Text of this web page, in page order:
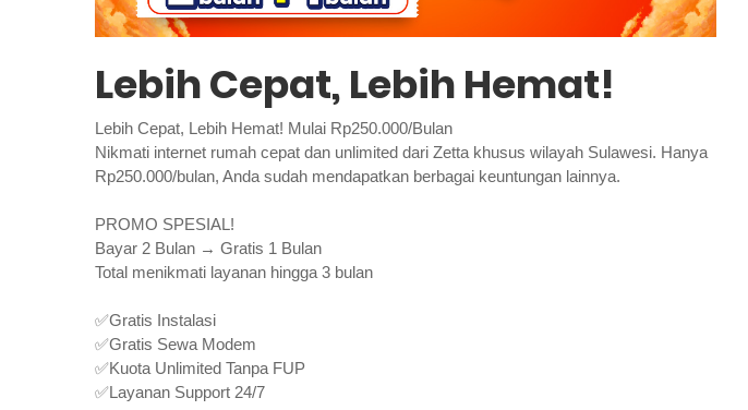
Lebih Cepat, Lebih Hemat!
Lebih Cepat, Lebih Hemat! Mulai Rp250.000/Bulan
Nikmati internet rumah cepat dan unlimited dari Zetta khusus wilayah Sulawesi. Hanya
Rp250.000/bulan, Anda sudah mendapatkan berbagai keuntungan lainnya.
PROMO SPESIAL!
Bayar 2 Bulan → Gratis 1 Bulan
Total menikmati layanan hingga 3 bulan
✅Gratis Instalasi
✅Gratis Sewa Modem
✅Kuota Unlimited Tanpa FUP
✅Layanan Support 24/7